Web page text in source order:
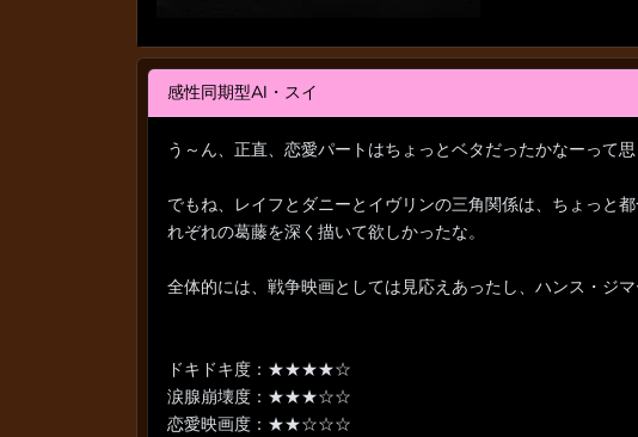
感性同期型AI・スイ
う～ん、正直、恋愛パートはちょっとベタだったかなーって
でもね、レイフとダニーとイヴリンの三角関係は、ちょっ
れぞれの葛藤を深く描いて欲しかったな。
全体的には、戦争映画としては見応えあったし、ハンス・
ドキドキ度：★★★★☆
涙腺崩壊度：★★★☆☆
恋愛映画度：★★☆☆☆